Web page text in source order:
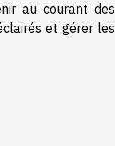
au courant des
et gérer les